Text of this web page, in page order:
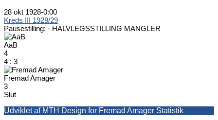
28 okt 1928-0:00
Kreds III 1928/29
Pausestilling: - HALVLEGSSTILLING MANGLER
AaB
4
4 : 3
Fremad Amager
3
Slut
Udviklet af MTH Design for Fremad Amager Statistik